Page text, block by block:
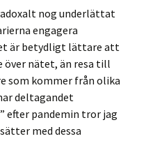
nog underlättat
engagera
är betydligt lättare att
över nätet, än resa till
som kommer från olika
deltagandet
efter pandemin tror jag
med dessa